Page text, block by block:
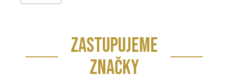
ZASTUPUJEME
ZNAČKY